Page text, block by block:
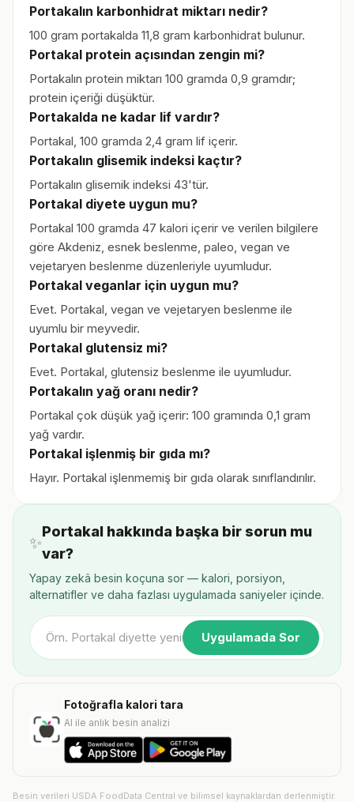
Portakalın karbonhidrat miktarı nedir?
100 gram portakalda 11,8 gram karbonhidrat bulunur.
Portakal protein açısından zengin mi?
Portakalın protein miktarı 100 gramda 0,9 gramdır;
protein içeriği düşüktür.
Portakalda ne kadar lif vardır?
Portakal, 100 gramda 2,4 gram lif içerir.
Portakalın glisemik indeksi kaçtır?
Portakalın glisemik indeksi 43'tür.
Portakal diyete uygun mu?
Portakal 100 gramda 47 kalori içerir ve verilen bilgilere
göre Akdeniz, esnek beslenme, paleo, vegan ve
vejetaryen beslenme düzenleriyle uyumludur.
Portakal veganlar için uygun mu?
Evet. Portakal, vegan ve vejetaryen beslenme ile
uyumlu bir meyvedir.
Portakal glutensiz mi?
Evet. Portakal, glutensiz beslenme ile uyumludur.
Portakalın yağ oranı nedir?
Portakal çok düşük yağ içerir: 100 gramında 0,1 gram
yağ vardır.
Portakal işlenmiş bir gıda mı?
Hayır. Portakal işlenmemiş bir gıda olarak sınıflandırılır.
✨
Portakal hakkında başka bir sorun mu
var?
Yapay zekâ besin koçuna sor — kalori, porsiyon,
alternatifler ve daha fazlası uygulamada saniyeler içinde.
Uygulamada Sor
Fotoğrafla kalori tara
AI ile anlık besin analizi
Besin verileri USDA FoodData Central ve bilimsel kaynaklardan derlenmiştir.